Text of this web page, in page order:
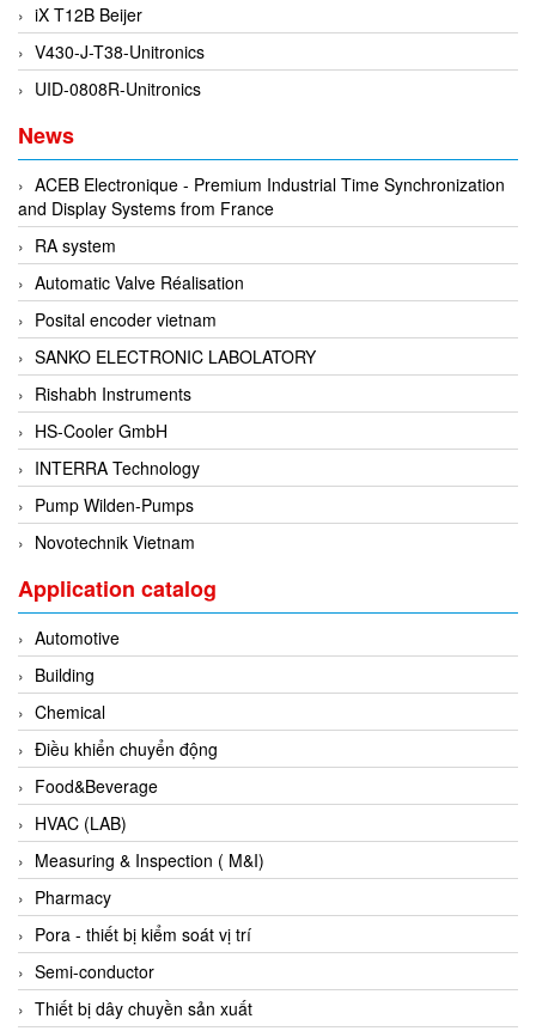
ERICHSEN
Erinda/Delta
ESA Automation Vietnam
Esa Pyronics
Euchner
EUCHNER GmbH + Co. KG VietNam
Eurotherm Vietnam
Eurovent
Evoqua
EXAIR
Exergen
Exide Technologies Vietnam
EXOR
FAIRCHILD
FANUC
FEIN
Felm
FESTO
FHF (EATON Crouse-Hinds)
Fife/ Maxcess
Fimet
Fine Suntronix
FineTek
Finna Sensors Vietnam
Fireye
Fischer
Fisher
iX T12B Beijer
V430-J-T38-Unitronics
UID-0808R-Unitronics
News
ACEB Electronique - Premium Industrial Time Synchronization
and Display Systems from France
RA system
Automatic Valve Réalisation
Posital encoder vietnam
SANKO ELECTRONIC LABOLATORY
Rishabh Instruments
HS-Cooler GmbH
INTERRA Technology
Pump Wilden-Pumps
Novotechnik Vietnam
Application catalog
Automotive
Building
Chemical
Điều khiển chuyển động
Food&Beverage
HVAC (LAB)
Measuring & Inspection ( M&I)
Pharmacy
Pora - thiết bị kiểm soát vị trí
Semi-conductor
Thiết bị dây chuyền sản xuất